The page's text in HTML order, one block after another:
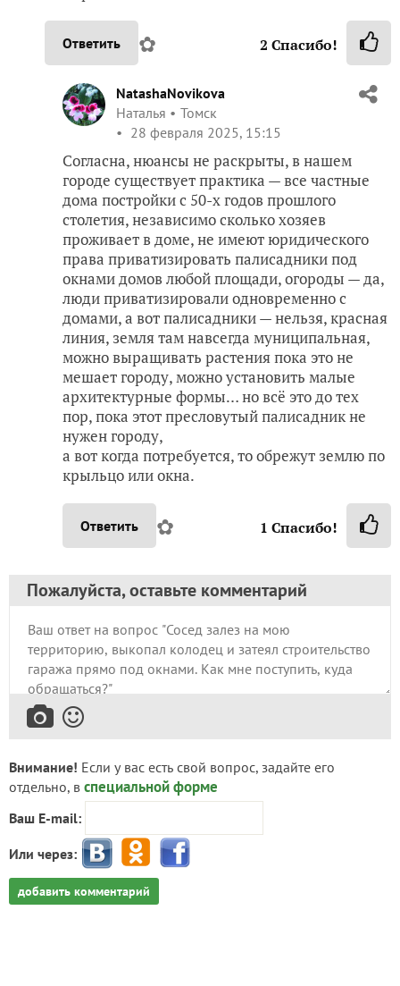
Ответить ✿ 2 Спасибо!
NatashaNovikova
Наталья
Томск
28 февраля 2025, 15:15
Согласна, нюансы не раскрыты, в нашем
городе существует практика — все частные
дома постройки с 50-х годов прошлого
столетия, независимо сколько хозяев
проживает в доме, не имеют юридического
права приватизировать палисадники под
окнами домов любой площади, огороды — да,
люди приватизировали одновременно с
домами, а вот палисадники — нельзя, красная
линия, земля там навсегда муниципальная,
можно выращивать растения пока это не
мешает городу, можно установить малые
архитектурные формы… но всё это до тех
пор, пока этот пресловутый палисадник не
нужен городу,
а вот когда потребуется, то обрежут землю по
крыльцо или окна.
Ответить ✿ 1 Спасибо!
Пожалуйста, оставьте комментарий
Внимание! Если у вас есть свой вопрос, задайте его
отдельно, в специальной форме
Ваш E-mail:
Или через:
добавить комментарий